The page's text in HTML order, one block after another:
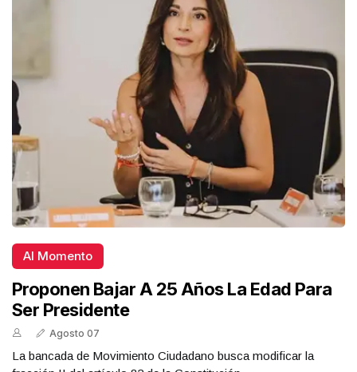
Al Momento
Proponen Bajar A 25 Años La Edad Para
Ser Presidente
Agosto 07
La bancada de Movimiento Ciudadano busca modificar la